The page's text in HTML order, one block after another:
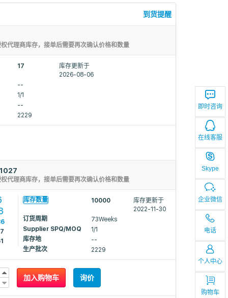
即时咨询
在线客服
Skype
企业微信
电话
个人中心
购物车
到货提醒
代理商库存，接单后需要再次确认价格和数量
17
库存更新于
2026-08-06
--
1/1
--
2229
代理商库存，接单后需要再次确认价格和数量
库存数量 10000
库存更新于
2022-11-30
订货周期
73Weeks
Supplier SPQ/MOQ
1/1
库存地
--
生产批次
2229
加入购物车 询价